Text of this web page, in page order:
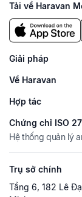
Tải về Haravan
Giải pháp
Về Haravan
Hợp tác
Chứng chỉ ISO
Hệ thống quản lý
Trụ sở chính
Tầng 6, 182 Lê